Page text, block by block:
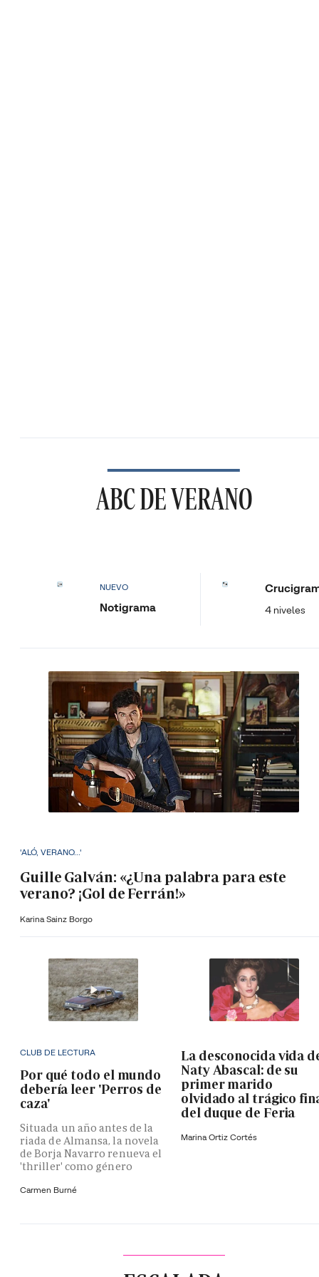
ABC DE VERANO
NUEVO
Notigrama 4 niveles
'ALÓ, VERANO...'
Guille Galván: «¿Una palabra para este
verano? ¡Gol de Ferrán!»
Karina Sainz Borgo
CLUB DE LECTURA
Por qué todo el mundo
debería leer 'Perros de
caza'
Situada un año antes de la
riada de Almansa, la novela
de Borja Navarro renueva el
'thriller' como género
Carmen Burné
La desconocida vida
Naty Abascal: de su
primer marido
olvidado al trágico
del duque de Feria
Marina Ortiz Cortés